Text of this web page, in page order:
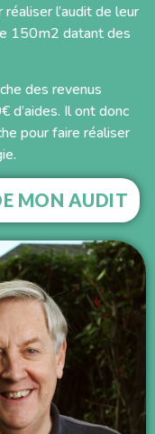
l’audit de leur
150m2 datant des
des revenus
d’aides. Il ont donc
pour faire réaliser
MON AUDIT